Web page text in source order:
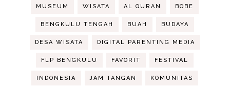
MUSEUM WISATA AL QURAN BOBE
BENGKULU TENGAH BUAH BUDAYA
DESA WISATA DIGITAL PARENTING MEDIA
FLP BENGKULU FAVORIT FESTIVAL
INDONESIA JAM TANGAN KOMUNITAS